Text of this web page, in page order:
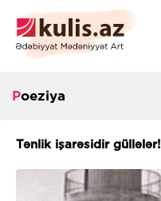
Poeziya
Tənlik işarəsidir güllələr!